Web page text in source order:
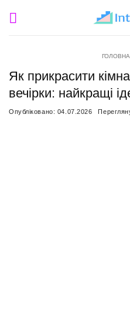
ГОЛОВНА
Як прикрасити
вечірки: найкращі
Опубліковано: 04.07.2026